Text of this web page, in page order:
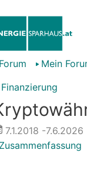
Forum Mein
Finanzierung
7.1.2018 -7.6.2026
Zusammenfassung